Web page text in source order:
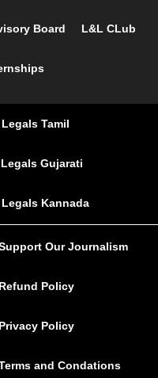
Board L&L CLub
Tamil
Gujarati
Kannada
Our Journalism
Refund Policy
Privacy Policy
and Condations